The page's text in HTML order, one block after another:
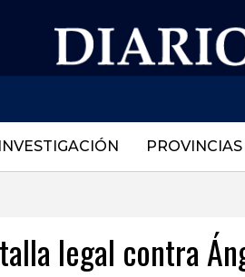
PROVINCIAS
legal contra